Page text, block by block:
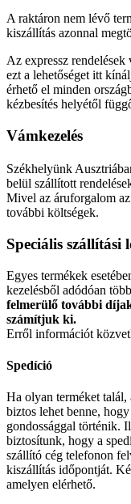
A raktáron nem lévő
kiszállítás azonnal
Az expressz
ezt a lehetőséget itt
érhető el minden
kézbesítés helyétől
Vámkezelés
Székhelyünk
belül szállított
Mivel az áruforgalom
további költségek.
Speciális szállítási
Egyes termékek
kezelésből adódóan
felmerülő további
számítjuk ki.
Erről információt
Spedíció
Ha olyan terméket
biztos lehet benne,
gondossággal történik.
biztosítunk, hogy a
szállító cég telefonon
kiszállítás időpontját.
amelyen elérhető.